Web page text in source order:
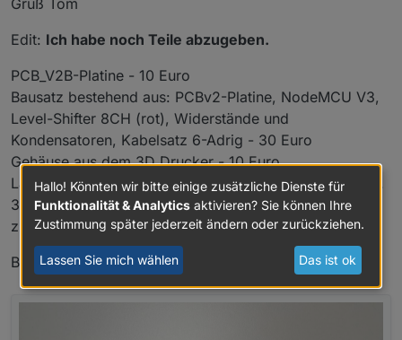
Nutze die PCB v1 Verdrahtung überprüft finde aber
keinen Fehler, Bild von@Rickmanüberprüft.
Hat noch jemand einen Tipp ?
Edit: Ich habe noch Teile abzugeben.
PCB_V2B-Platine - 10 Euro
Bausatz bestehend aus: PCBv2-Platine, NodeMCU V3,
Level-Shifter 8CH (rot), Widerstände und
Kondensatoren, Kabelsatz 6-Adrig - 30 Euro
Gehäuse aus dem 3D Drucker - 10 Euro
Lay-Z-Spa Wifi-Controller, gelötet und geflasht einschl.
3D-Gehäuse - 55 Euro
zzgl. 5.49 Euro Versandkosten
Bei Interesse gerne melden.
Hallo! Könnten wir bitte einige zusätzliche Dienste für
Funktionalität & Analytics aktivieren? Sie können Ihre
Zustimmung später jederzeit ändern oder zurückziehen.
Lassen Sie mich wählen Das ist ok